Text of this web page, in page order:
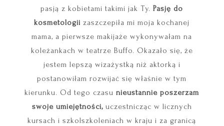
pasją z kobietami takimi jak Ty.Pasję do
kosmetologii zaszczepiła mi moja kochanej
mama, a pierwsze makijaże wykonywałam na
koleżankach w teatrze Buffo. Okazało się, że
jestem lepszą wizażystką niż aktorką i
postanowiłam rozwijać się właśnie w tym
kierunku. Od tego czasunieustannie poszerzam
swoje umiejętności,uczestnicząc w licznych
kursach i szkolszkoleniach w kraju i za granicą